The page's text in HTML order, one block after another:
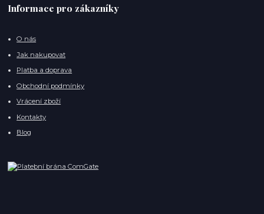
Informace pro zákazníky
O nás
Jak nakupovat
Platba a doprava
Obchodní podmínky
Vrácení zboží
Kontakty
Blog